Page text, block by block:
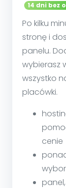
14 dni bez
Po kilku
stronę i
panelu.
wybierasz
wszystko
placówki.
cenie